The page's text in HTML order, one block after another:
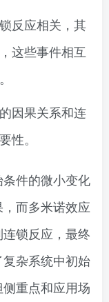
反应相关，其
这些事件相互
因果关系和连
性。
件的微小变化
而多米诺效应
锁反应，最终
杂系统中初始
重点和应用场